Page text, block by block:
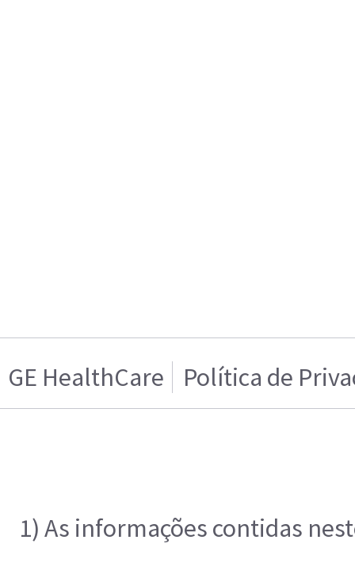
GE HealthCare Política de
1) As informações contidas